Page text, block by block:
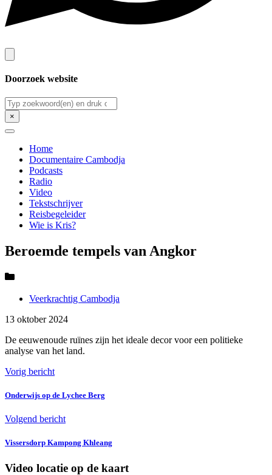
Doorzoek website
Zoeken
×
Home
Documentaire Cambodja
Podcasts
Radio
Video
Tekstschrijver
Reisbegeleider
Wie is Kris?
Beroemde tempels van Angkor
Veerkrachtig Cambodja
13 oktober 2024
De eeuwenoude ruïnes zijn het ideale decor voor een politieke
analyse van het land.
Vorig bericht
Onderwijs op de Lychee Berg
Volgend bericht
Vissersdorp Kampong Khleang
Video locatie op de kaart